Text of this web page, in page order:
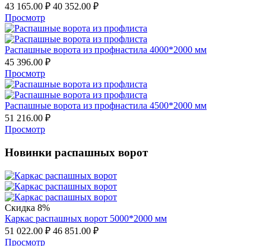
43 165.00 ₽ 40 352.00 ₽
Просмотр
Распашные ворота из профнастила 4000*2000 мм
45 396.00 ₽
Просмотр
Распашные ворота из профнастила 4500*2000 мм
51 216.00 ₽
Просмотр
Новинки распашных ворот
Скидка 8%
Каркас распашных ворот 5000*2000 мм
51 022.00 ₽ 46 851.00 ₽
Просмотр